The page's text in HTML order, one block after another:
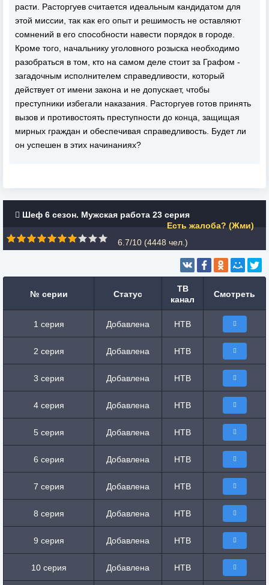
расти. Расторгуев считается идеальным кандидатом для
этой миссии, так как его опыт и решимость не оставляют
сомнений в его способности навести порядок в городе.
Кроме того, начальнику уголовного розыска необходимо
разобраться в том, кто на самом деле стоит за Графом -
загадочным исполнителем справедливости, который
действует от имени закона и не допускает, чтобы
преступники избегали наказания. Расторгуев готов принять
вызов и противостоять преступности до конца, защищая
мирных граждан и обеспечивая справедливость. Будет ли
он успешен в этих начинаниях?
Шеф 6 сезон. Мужская работа 23 серия
Есть жалоба? (Жми)
6.7/10 (4448 чел.)
№ серии Статус
ТВ
канал
Смотреть
1 серия Добавлена НТВ
2 серия Добавлена НТВ
3 серия Добавлена НТВ
4 серия Добавлена НТВ
5 серия Добавлена НТВ
6 серия Добавлена НТВ
7 серия Добавлена НТВ
8 серия Добавлена НТВ
9 серия Добавлена НТВ
10 серия Добавлена НТВ